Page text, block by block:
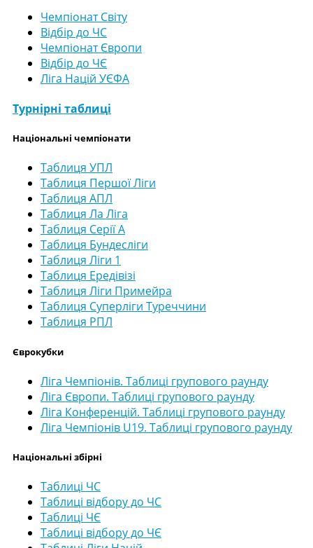
Чемпіонат Світу
Відбір до ЧС
Чемпіонат Європи
Відбір до ЧЄ
Ліга Націй УЄФА
Турнірні таблиці
Національні чемпіонати
Таблиця УПЛ
Таблиця Першої Ліги
Таблиця АПЛ
Таблиця Ла Ліга
Таблиця Серії А
Таблиця Бундесліги
Таблиця Ліги 1
Таблиця Ередівізі
Таблиця Ліги Примейра
Таблиця Суперліги Туреччини
Таблиця РПЛ
Єврокубки
Ліга Чемпіонів. Таблиці групового раунду
Ліга Європи. Таблиці групового раунду
Ліга Конференцій. Таблиці групового раунду
Ліга Чемпіонів U19. Таблиці групового раунду
Національні збірні
Таблиці ЧС
Таблиці відбору до ЧС
Таблиці ЧЄ
Таблиці відбору до ЧЄ